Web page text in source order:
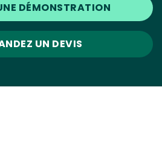
DÉMONSTRATION
UN DEVIS